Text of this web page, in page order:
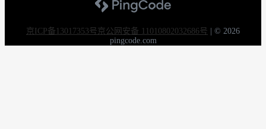
京ICP备13017353号京公网安备 11010802032686号
© 2026
pingcode.com